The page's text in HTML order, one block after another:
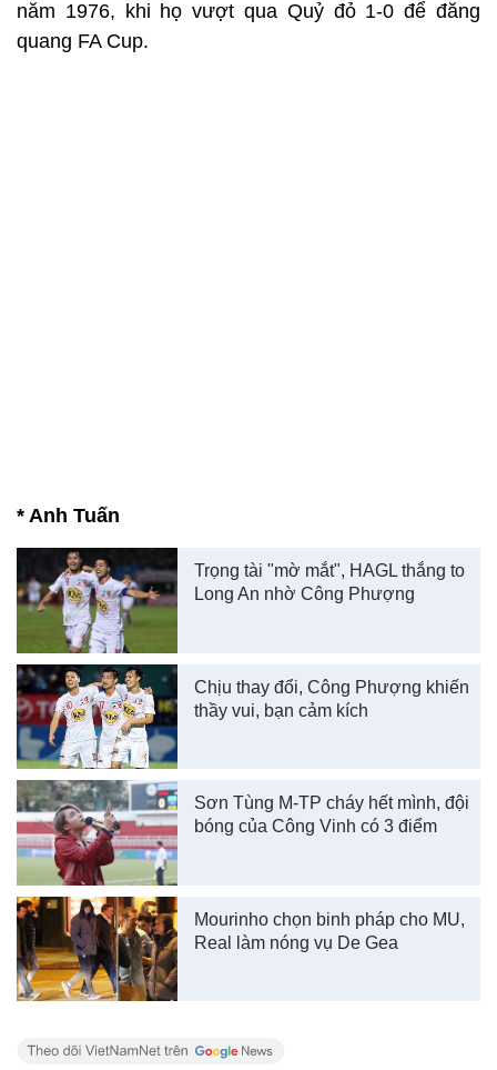
năm 1976, khi họ vượt qua Quỷ đỏ 1-0 để đăng
quang FA Cup.
* Anh Tuấn
Trọng tài "mờ mắt", HAGL thắng to
Long An nhờ Công Phượng
Chịu thay đổi, Công Phượng khiến
thầy vui, bạn cảm kích
Sơn Tùng M-TP cháy hết mình, đội
bóng của Công Vinh có 3 điểm
Mourinho chọn binh pháp cho MU,
Real làm nóng vụ De Gea